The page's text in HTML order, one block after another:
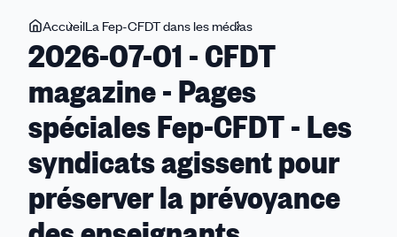
Vous
êtes
ici
AccueilLa Fep-CFDT dans les médias
07-
-
CFDT
magazine
-
spéciales
2026-07-01 - CFDT
magazine - Pages
spéciales Fep-CFDT - Les
syndicats agissent pour
préserver la prévoyance